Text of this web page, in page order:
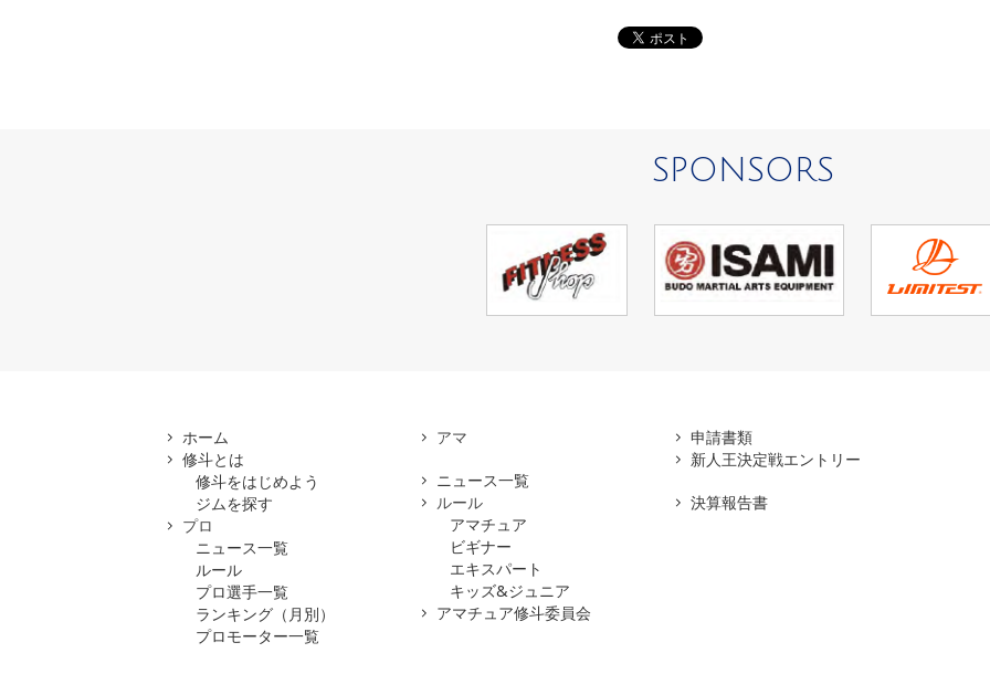
SPONSORS
ホーム
修斗とは
修斗をはじめよう
ジムを探す
プロ
ニュース一覧
ルール
プロ選手一覧
ランキング（月別）
プロモーター一覧
アマ
ニュース一覧
ルール
アマチュア
ビギナー
エキスパート
キッズ&ジュニア
アマチュア修斗委員会
申請書類
新人王決定戦エントリー
決算報告書